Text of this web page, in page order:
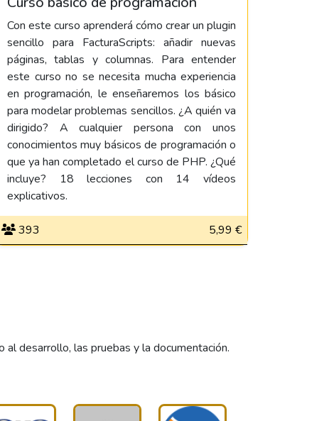
Con este curso aprenderá cómo crear un plugin
sencillo para FacturaScripts: añadir nuevas
páginas, tablas y columnas. Para entender
este curso no se necesita mucha experiencia
en programación, le enseñaremos los básico
para modelar problemas sencillos. ¿A quién va
dirigido? A cualquier persona con unos
conocimientos muy básicos de programación o
que ya han completado el curso de PHP. ¿Qué
incluye? 18 lecciones con 14 vídeos
explicativos.
393 5,99 €
desarrollo, las pruebas y la documentación.